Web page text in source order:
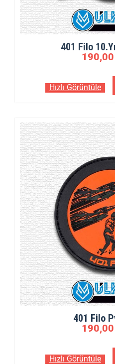
401 Filo
190,00
Hızlı Görüntüle
401 Filo
190,00
Hızlı Görüntüle